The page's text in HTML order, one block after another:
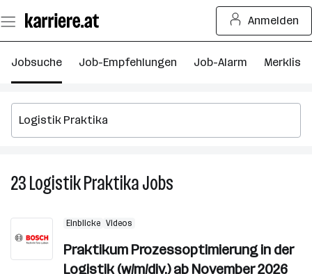
Seiteninhalt
springen
Anmelden
Jobsuche Job-Empfehlungen Job-Alarm Merkliste
23Logistik PraktikaJobs
Einblicke Videos
Praktikum Prozessoptimierung in der
Logistik (w/m/div.) ab November 2026